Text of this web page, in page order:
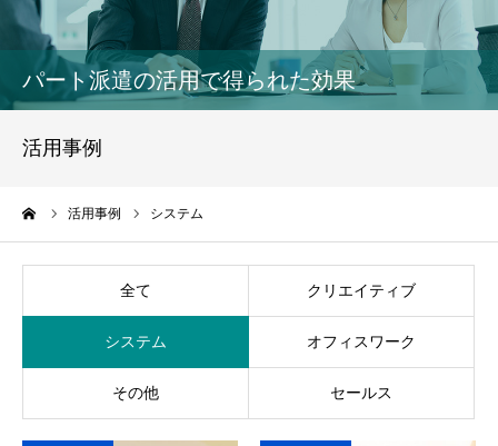
パート派遣の活用で得られた効果
活用事例
活用事例 システム
全て クリエイティブ
システム オフィスワーク
その他 セールス
活用事例
インタビュー